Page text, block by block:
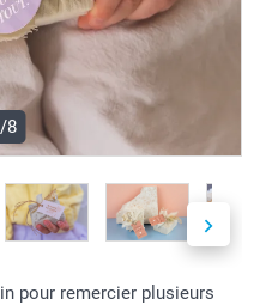
8
pour remercier plusieurs